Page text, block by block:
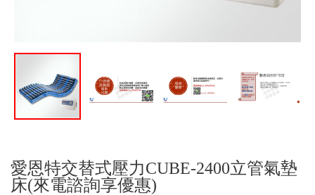
愛恩特交替式壓力CUBE-2400立管氣墊
床(來電諮詢享優惠)